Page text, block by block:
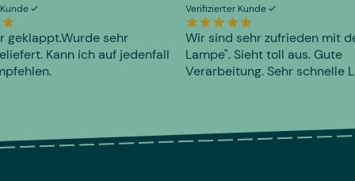
geklappt.Wurde sehr
Kann ich auf jedenfall
Verifizierter Kunde
Wir sind sehr zufrieden mit
Lampe". Sieht toll aus. Gute
Verarbeitung. Sehr schnelle